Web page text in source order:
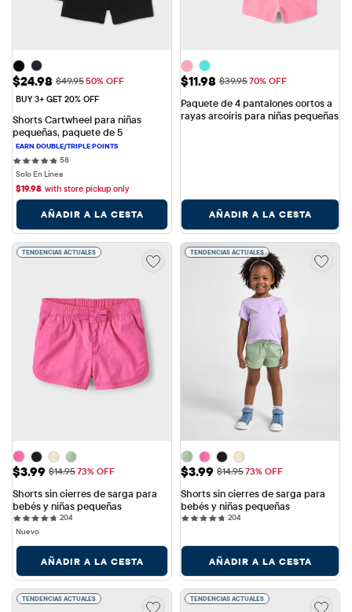
Precio de venta: $24.98
$24.98 Precio original: $49.95
$49.9550% OFF
BUY 3+ GET 20% OFF
Shorts Cartwheel para niñas
pequeñas, paquete de 5
5858 reviews
Solo En Línea
$19.98 with store pickup only
AÑADIR A LA CESTA
Precio de venta: $11.98
$11.98 Precio original: $39.95
$39.9570% OFF
Paquete de 4 pantalones cortos a
rayas arcoíris para niñas pequeñas
AÑADIR A LA CESTA
TENDENCIAS ACTUALES
Precio de venta: $3.99
$3.99 Precio original: $14.95
$14.9573% OFF
Shorts sin cierres de sarga para
bebés y niñas pequeñas
204204 reviews
Nuevo
AÑADIR A LA CESTA
TENDENCIAS ACTUALES
Precio de venta: $3.99
$3.99 Precio original: $14.95
$14.9573% OFF
Shorts sin cierres de sarga para
bebés y niñas pequeñas
204204 reviews
AÑADIR A LA CESTA
TENDENCIAS ACTUALES TENDENCIAS ACTUALES